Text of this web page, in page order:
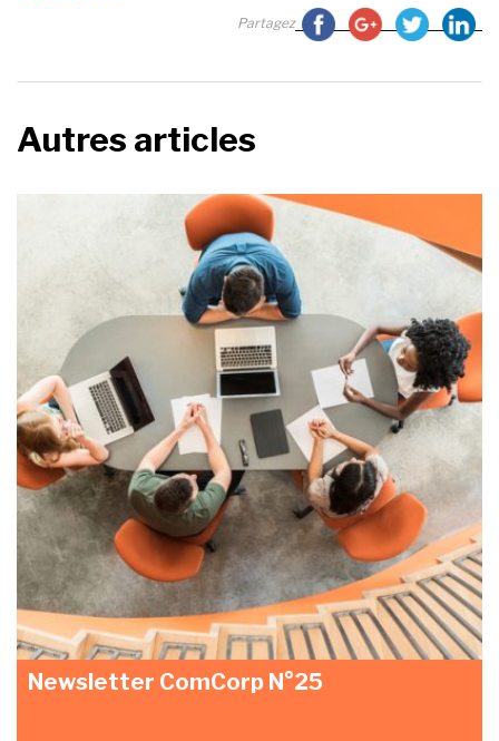
Partagez
Autres articles
Newsletter ComCorp N°25